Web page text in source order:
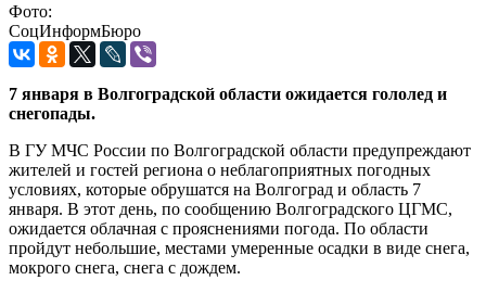
Фото:
СоцИнформБюро
7 января в Волгоградской области ожидается гололед и
снегопады.
В ГУ МЧС России по Волгоградской области предупреждают
жителей и гостей региона о неблагоприятных погодных
условиях, которые обрушатся на Волгоград и область 7
января. В этот день, по сообщению Волгоградского ЦГМС,
ожидается облачная с прояснениями погода. По области
пройдут небольшие, местами умеренные осадки в виде снега,
мокрого снега, снега с дождем.